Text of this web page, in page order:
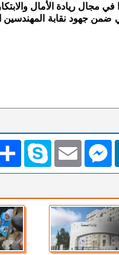
مجال ريادة الأمال
جهود نقابة المهندسين
انشر Skype EmailMessenger